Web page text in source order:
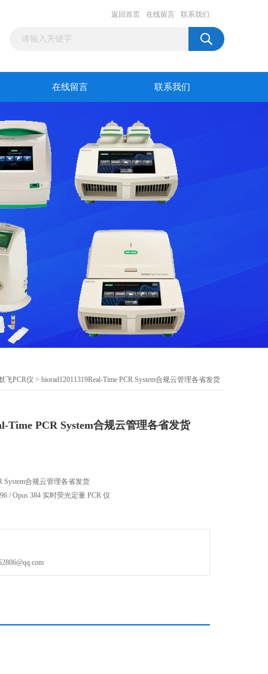
返回首页 在线留言 联系我们
在线留言 联系我们
飞PCR仪 > biorad12011319Real-Time PCR System合规云管理各省发货
Time PCR System合规云管理各省发货
System合规云管理各省发货
/ Opus 384 实时荧光定量 PCR 仪